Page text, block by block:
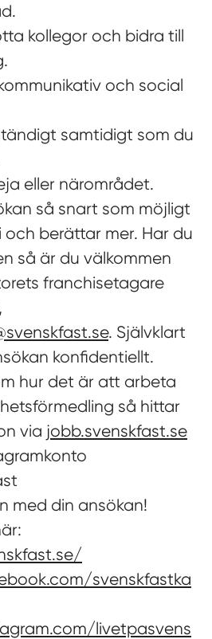
kollegor och bidra till
och social
samtidigt som du
eller närområdet.
så snart som möjligt
och berättar mer. Har du
så är du välkommen
franchisetagare
. Självklart
konfidentiellt.
hur det är att arbeta
så hittar
via jobb.svenskfast.se
med din ansökan!
svenskfastka
livetpasvens